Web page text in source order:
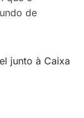
de
junto à Caixa